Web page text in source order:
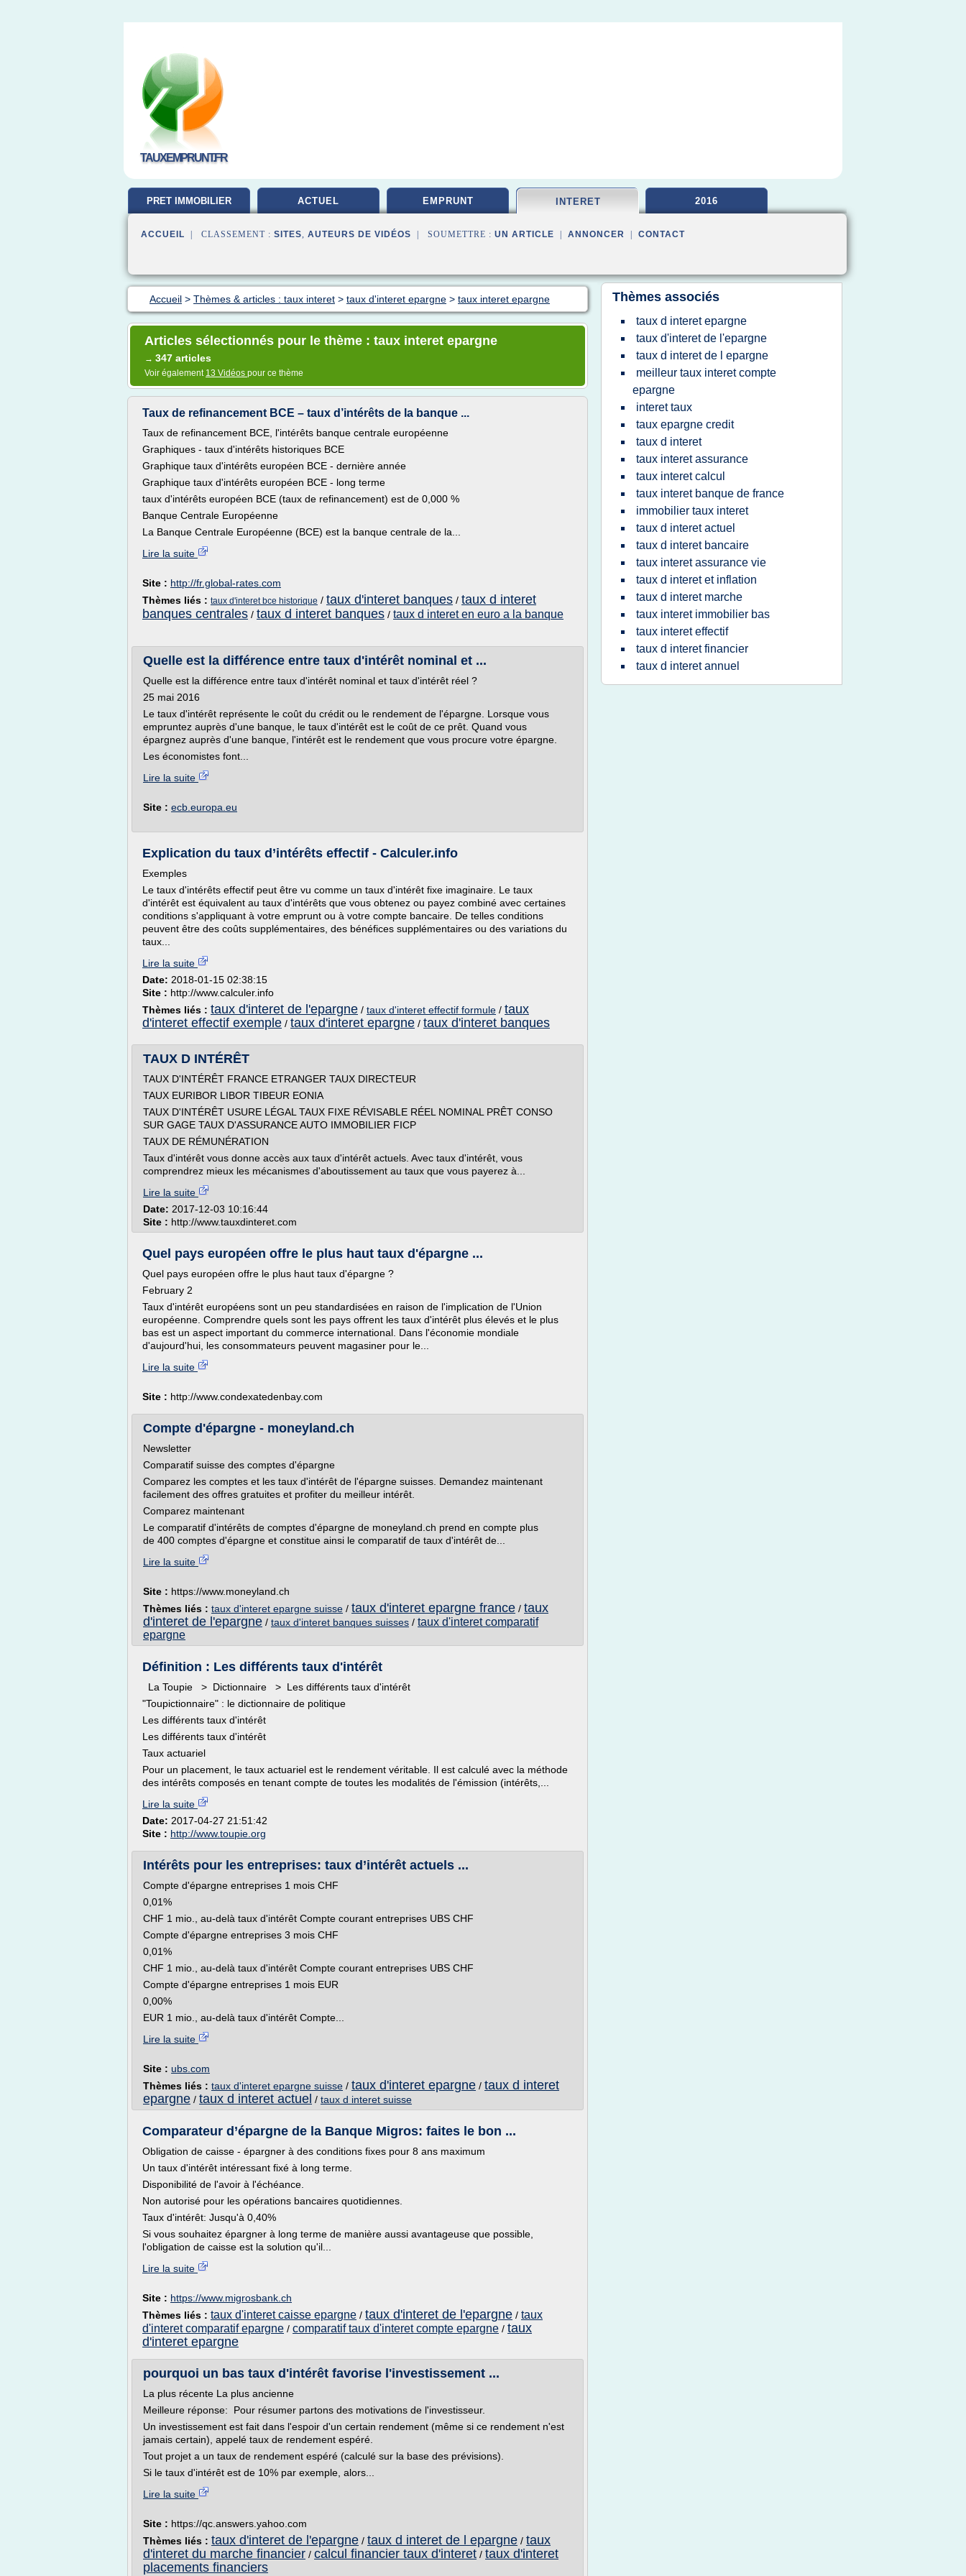
TAUXEMPRUNT.FR
PRET IMMOBILIER ACTUEL EMPRUNT INTERET 2016
ACCUEIL | CLASSEMENT : SITES, AUTEURS DE VIDÉOS | SOUMETTRE : UN ARTICLE ANNONCER CONTACT
Accueil > Thèmes & articles : taux interet > taux d'interet epargne > taux interet epargne
Articles sélectionnés pour le thème : taux interet epargne
→ 347 articles
Voir également 13 Vidéos pour ce thème
Taux de refinancement BCE – taux d’intérêts de la banque ...
Taux de refinancement BCE, l'intérêts banque centrale européenne
Graphiques - taux d'intérêts historiques BCE
Graphique taux d'intérêts européen BCE - dernière année
Graphique taux d'intérêts européen BCE - long terme
taux d'intérêts européen BCE (taux de refinancement) est de 0,000 %
Banque Centrale Européenne
La Banque Centrale Européenne (BCE) est la banque centrale de la...
Lire la suite
Site : http://fr.global-rates.com
Thèmes liés : taux d'interet bce historique / taux d'interet banques / taux d interet
banques centrales / taux d interet banques / taux d interet en euro a la banque
Quelle est la différence entre taux d'intérêt nominal et ...
Quelle est la différence entre taux d'intérêt nominal et taux d'intérêt réel ?
25 mai 2016
Le taux d'intérêt représente le coût du crédit ou le rendement de l'épargne. Lorsque vous
empruntez auprès d'une banque, le taux d'intérêt est le coût de ce prêt. Quand vous
épargnez auprès d'une banque, l'intérêt est le rendement que vous procure votre épargne.
Les économistes font...
Lire la suite
Site : ecb.europa.eu
Explication du taux d’intérêts effectif - Calculer.info
Exemples
Le taux d'intérêts effectif peut être vu comme un taux d'intérêt fixe imaginaire. Le taux
d'intérêt est équivalent au taux d'intérêts que vous obtenez ou payez combiné avec certaines
conditions s'appliquant à votre emprunt ou à votre compte bancaire. De telles conditions
peuvent être des coûts supplémentaires, des bénéfices supplémentaires ou des variations du
taux...
Lire la suite
Date: 2018-01-15 02:38:15
Site : http://www.calculer.info
Thèmes liés : taux d'interet de l'epargne / taux d'interet effectif formule / taux
d'interet effectif exemple / taux d'interet epargne / taux d'interet banques
TAUX D INTÉRÊT
TAUX D'INTÉRÊT FRANCE ETRANGER TAUX DIRECTEUR
TAUX EURIBOR LIBOR TIBEUR EONIA
TAUX D'INTÉRÊT USURE LÉGAL TAUX FIXE RÉVISABLE RÉEL NOMINAL PRÊT CONSO
SUR GAGE TAUX D'ASSURANCE AUTO IMMOBILIER FICP
TAUX DE RÉMUNÉRATION
Taux d'intérêt vous donne accès aux taux d'intérêt actuels. Avec taux d'intérêt, vous
comprendrez mieux les mécanismes d'aboutissement au taux que vous payerez à...
Lire la suite
Date: 2017-12-03 10:16:44
Site : http://www.tauxdinteret.com
Quel pays européen offre le plus haut taux d'épargne ...
Quel pays européen offre le plus haut taux d'épargne ?
February 2
Taux d'intérêt européens sont un peu standardisées en raison de l'implication de l'Union
européenne. Comprendre quels sont les pays offrent les taux d'intérêt plus élevés et le plus
bas est un aspect important du commerce international. Dans l'économie mondiale
d'aujourd'hui, les consommateurs peuvent magasiner pour le...
Lire la suite
Site : http://www.condexatedenbay.com
Compte d'épargne - moneyland.ch
Newsletter
Comparatif suisse des comptes d'épargne
Comparez les comptes et les taux d'intérêt de l'épargne suisses. Demandez maintenant
facilement des offres gratuites et profiter du meilleur intérêt.
Comparez maintenant
Le comparatif d'intérêts de comptes d'épargne de moneyland.ch prend en compte plus
de 400 comptes d'épargne et constitue ainsi le comparatif de taux d'intérêt de...
Lire la suite
Site : https://www.moneyland.ch
Thèmes liés : taux d'interet epargne suisse / taux d'interet epargne france / taux
d'interet de l'epargne / taux d'interet banques suisses / taux d'interet comparatif
epargne
Définition : Les différents taux d'intérêt
La Toupie > Dictionnaire > Les différents taux d'intérêt
"Toupictionnaire" : le dictionnaire de politique
Les différents taux d'intérêt
Les différents taux d'intérêt
Taux actuariel
Pour un placement, le taux actuariel est le rendement véritable. Il est calculé avec la méthode
des intérêts composés en tenant compte de toutes les modalités de l'émission (intérêts,...
Lire la suite
Date: 2017-04-27 21:51:42
Site : http://www.toupie.org
Intérêts pour les entreprises: taux d’intérêt actuels ...
Compte d'épargne entreprises 1 mois CHF
0,01%
CHF 1 mio., au-delà taux d'intérêt Compte courant entreprises UBS CHF
Compte d'épargne entreprises 3 mois CHF
0,01%
CHF 1 mio., au-delà taux d'intérêt Compte courant entreprises UBS CHF
Compte d'épargne entreprises 1 mois EUR
0,00%
EUR 1 mio., au-delà taux d'intérêt Compte...
Lire la suite
Site : ubs.com
Thèmes liés : taux d'interet epargne suisse / taux d'interet epargne / taux d interet
epargne / taux d interet actuel / taux d interet suisse
Comparateur d’épargne de la Banque Migros: faites le bon ...
Obligation de caisse - épargner à des conditions fixes pour 8 ans maximum
Un taux d'intérêt intéressant fixé à long terme.
Disponibilité de l'avoir à l'échéance.
Non autorisé pour les opérations bancaires quotidiennes.
Taux d'intérêt: Jusqu'à 0,40%
Si vous souhaitez épargner à long terme de manière aussi avantageuse que possible,
l'obligation de caisse est la solution qu'il...
Lire la suite
Site : https://www.migrosbank.ch
Thèmes liés : taux d'interet caisse epargne / taux d'interet de l'epargne / taux
d'interet comparatif epargne / comparatif taux d'interet compte epargne / taux
d'interet epargne
pourquoi un bas taux d'intérêt favorise l'investissement ...
La plus récente La plus ancienne
Meilleure réponse: Pour résumer partons des motivations de l'investisseur.
Un investissement est fait dans l'espoir d'un certain rendement (même si ce rendement n'est
jamais certain), appelé taux de rendement espéré.
Tout projet a un taux de rendement espéré (calculé sur la base des prévisions).
Si le taux d'intérêt est de 10% par exemple, alors...
Lire la suite
Site : https://qc.answers.yahoo.com
Thèmes liés : taux d'interet de l'epargne / taux d interet de l epargne / taux
d'interet du marche financier / calcul financier taux d'interet / taux d'interet
placements financiers
Thèmes associés
taux d interet epargne
taux d'interet de l'epargne
taux d interet de l epargne
meilleur taux interet compte
epargne
interet taux
taux epargne credit
taux d interet
taux interet assurance
taux interet calcul
taux interet banque de france
immobilier taux interet
taux d interet actuel
taux d interet bancaire
taux interet assurance vie
taux d interet et inflation
taux d interet marche
taux interet immobilier bas
taux interet effectif
taux d interet financier
taux d interet annuel